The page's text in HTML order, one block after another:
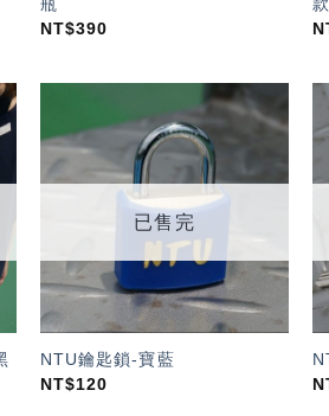
瓶
NT$390
款
望輕
已售完
NTU鑰匙鎖-寶藍
NT$120